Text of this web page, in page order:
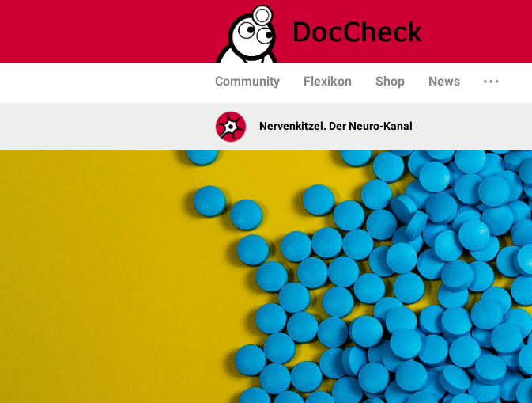
Community Flexikon Shop News
Nervenkitzel. Der Neuro-Kanal